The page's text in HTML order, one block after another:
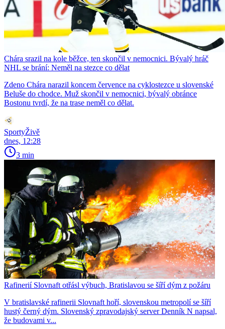
Chára srazil na kole běžce, ten skončil v nemocnici. Bývalý hráč
NHL se brání: Neměl na stezce co dělat
Zdeno Chára narazil koncem července na cyklostezce u slovenské
Beluše do chodce. Muž skončil v nemocnici, bývalý obránce
Bostonu tvrdí, že na trase neměl co dělat.
SportyŽivě
dnes, 12:28
3 min
Rafinerií Slovnaft otřásl výbuch, Bratislavou se šíří dým z požáru
V bratislavské rafinerii Slovnaft hoří, slovenskou metropolí se šíří
hustý černý dým. Slovenský zpravodajský server Denník N napsal,
že budovami v...